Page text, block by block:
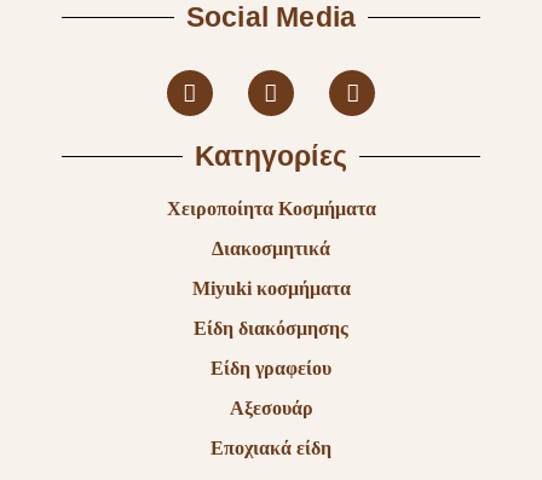
Social Media
Κατηγορίες
Χειροποίητα Κοσμήματα
Διακοσμητικά
Miyuki κοσμήματα
Είδη διακόσμησης
Είδη γραφείου
Αξεσουάρ
Εποχιακά είδη